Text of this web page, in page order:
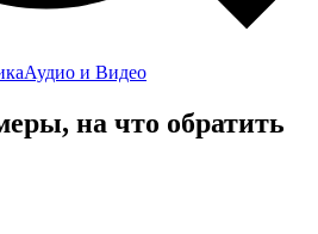
Аудио и Видео
на что обратить